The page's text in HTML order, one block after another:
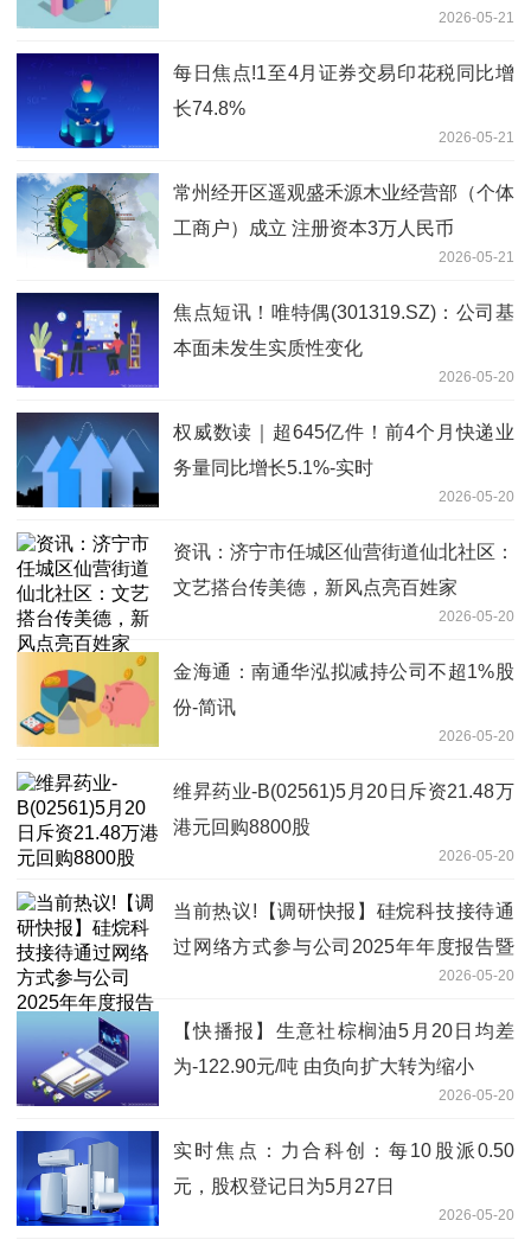
2026-05-21
每日焦点!1至4月证券交易印花税同比增
长74.8%
2026-05-21
常州经开区遥观盛禾源木业经营部（个体
工商户）成立 注册资本3万人民币
2026-05-21
焦点短讯！唯特偶(301319.SZ)：公司基
本面未发生实质性变化
2026-05-20
权威数读｜超645亿件！前4个月快递业
务量同比增长5.1%-实时
2026-05-20
资讯：济宁市任城区仙营街道仙北社区：
文艺搭台传美德，新风点亮百姓家
2026-05-20
金海通：南通华泓拟减持公司不超1%股
份-简讯
2026-05-20
维昇药业-B(02561)5月20日斥资21.48万
港元回购8800股
2026-05-20
当前热议!【调研快报】硅烷科技接待通
过网络方式参与公司2025年年度报告暨
2026年一季度报告业绩说明会的投资者
调研
2026-05-20
【快播报】生意社棕榈油5月20日均差
为-122.90元/吨 由负向扩大转为缩小
2026-05-20
实时焦点：力合科创：每10股派0.50
元，股权登记日为5月27日
2026-05-20